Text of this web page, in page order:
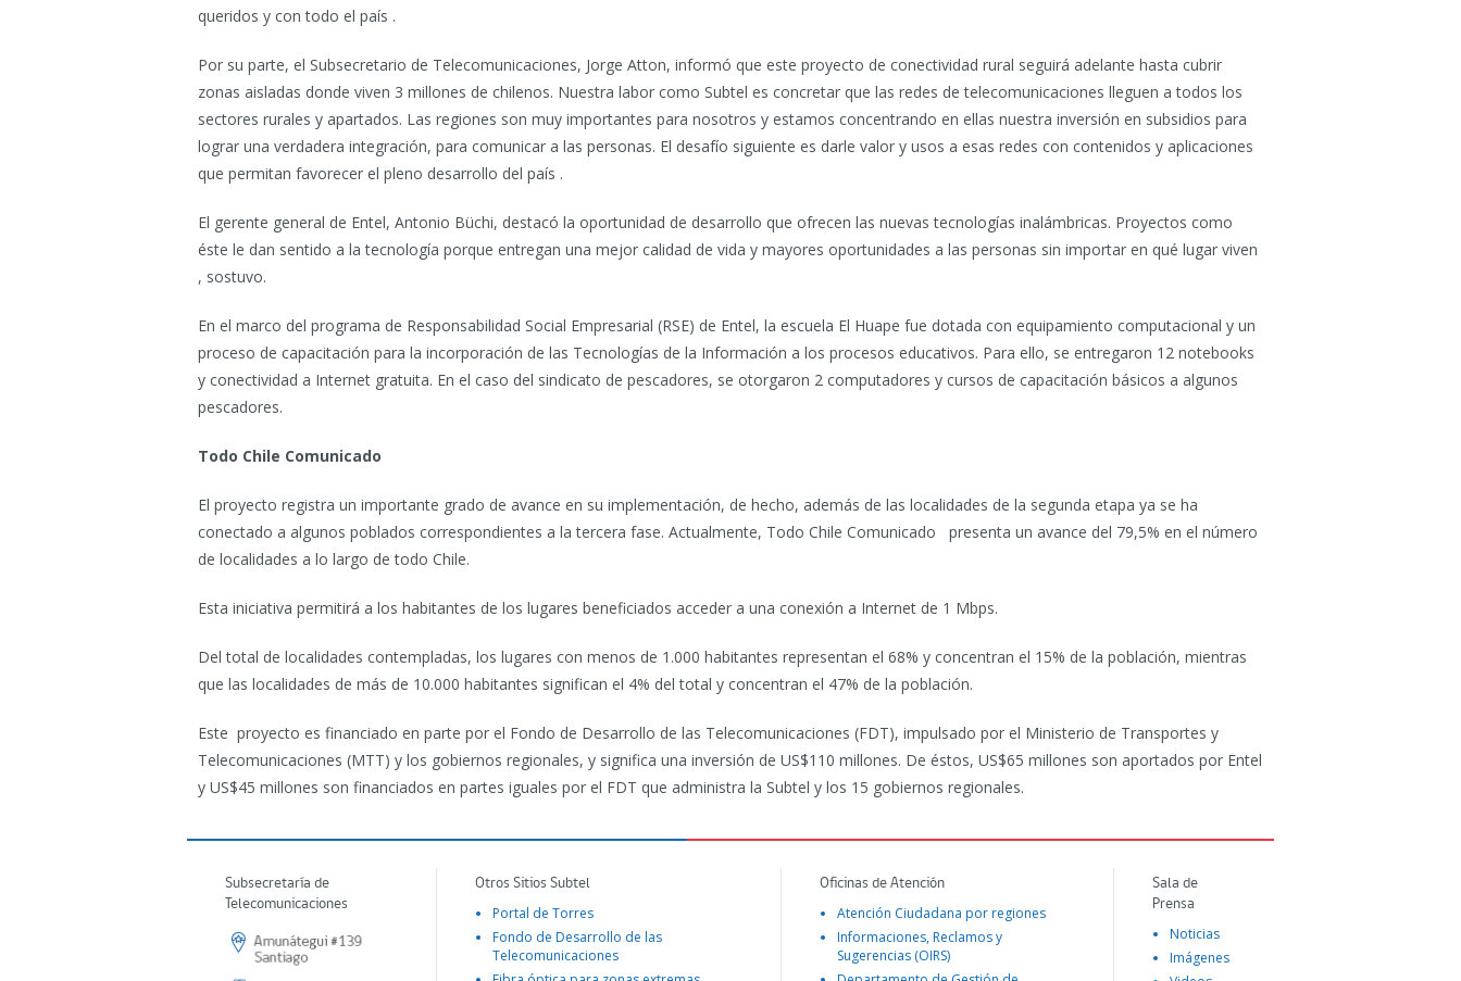
queridos y con todo el país .
Por su parte, el Subsecretario de Telecomunicaciones, Jorge Atton, informó que este proyecto de conectividad rural seguirá adelante hasta cubrir
zonas aisladas donde viven 3 millones de chilenos. Nuestra labor como Subtel es concretar que las redes de telecomunicaciones lleguen a todos los
sectores rurales y apartados. Las regiones son muy importantes para nosotros y estamos concentrando en ellas nuestra inversión en subsidios para
lograr una verdadera integración, para comunicar a las personas. El desafío siguiente es darle valor y usos a esas redes con contenidos y aplicaciones
que permitan favorecer el pleno desarrollo del país .
El gerente general de Entel, Antonio Büchi, destacó la oportunidad de desarrollo que ofrecen las nuevas tecnologías inalámbricas. Proyectos como
éste le dan sentido a la tecnología porque entregan una mejor calidad de vida y mayores oportunidades a las personas sin importar en qué lugar viven
, sostuvo.
En el marco del programa de Responsabilidad Social Empresarial (RSE) de Entel, la escuela El Huape fue dotada con equipamiento computacional y un
proceso de capacitación para la incorporación de las Tecnologías de la Información a los procesos educativos. Para ello, se entregaron 12 notebooks
y conectividad a Internet gratuita. En el caso del sindicato de pescadores, se otorgaron 2 computadores y cursos de capacitación básicos a algunos
pescadores.
Todo Chile Comunicado
El proyecto registra un importante grado de avance en su implementación, de hecho, además de las localidades de la segunda etapa ya se ha
conectado a algunos poblados correspondientes a la tercera fase. Actualmente, Todo Chile Comunicado presenta un avance del 79,5% en el número
de localidades a lo largo de todo Chile.
Esta iniciativa permitirá a los habitantes de los lugares beneficiados acceder a una conexión a Internet de 1 Mbps.
Del total de localidades contempladas, los lugares con menos de 1.000 habitantes representan el 68% y concentran el 15% de la población, mientras
que las localidades de más de 10.000 habitantes significan el 4% del total y concentran el 47% de la población.
Este proyecto es financiado en parte por el Fondo de Desarrollo de las Telecomunicaciones (FDT), impulsado por el Ministerio de Transportes y
Telecomunicaciones (MTT) y los gobiernos regionales, y significa una inversión de US$110 millones. De éstos, US$65 millones son aportados por Entel
y US$45 millones son financiados en partes iguales por el FDT que administra la Subtel y los 15 gobiernos regionales.
Subsecretaría de
Telecomunicaciones
Otros Sitios Subtel
Portal de Torres
Fondo de Desarrollo de las
Telecomunicaciones
Oficinas de Atención
Atención Ciudadana por regiones
Informaciones, Reclamos y
Sugerencias (OIRS)
Sala de
Prensa
Noticias
Imágenes